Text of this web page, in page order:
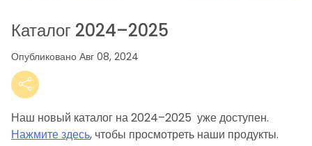
Каталог 2024–2025
Опубликовано Авг 08, 2024
Наш новый каталог на 2024–2025 уже доступен.
Нажмите здесь, чтобы просмотреть наши продукты.